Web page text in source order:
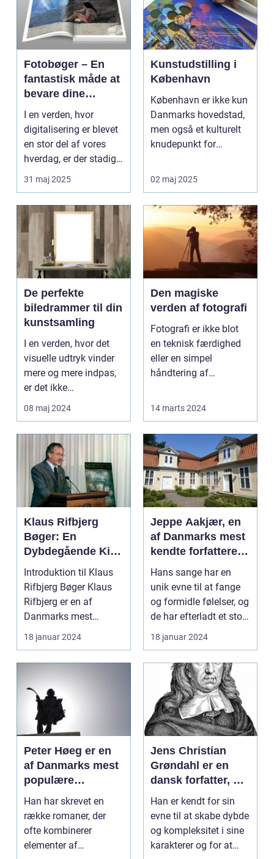
Fotobøger – En
fantastisk måde at
bevare dine
minder på
I en verden, hvor
digitalisering er blevet
en stor del af vores
hverdag, er der stadig
noget sæ...
31 maj 2025
Kunstudstilling i
København
København er ikke kun
Danmarks hovedstad,
men også et kulturelt
knudepunkt for
02 maj 2025
De perfekte
biledrammer til din
kunstsamling
I en verden, hvor det
visuelle udtryk vinder
mere og mere indpas,
er det ikke
overraskende, at
biled...
08 maj 2024
Den magiske
verden af fotografi
Fotografi er ikke blot
en teknisk færdighed
eller en simpel
håndtering af
14 marts 2024
Klaus Rifbjerg
Bøger: En
Dybdegående Kig
på et Litterært
Mesterstykke
Introduktion til Klaus
Rifbjerg Bøger Klaus
Rifbjerg er en af
Danmarks mest
fremtrædende
forfattere...
18 januar 2024
Jeppe Aakjær, en
af Danmarks mest
kendte forfattere
og digtere, er også
kendt for sine
smukke sange
Hans sange har en
unik evne til at fange
og formidle følelser, og
de har efterladt et stort
aftryk i...
18 januar 2024
Peter Høeg er en
af Danmarks mest
populære
forfattere, kendt
for sine
spændende og
tankevækkende
Han har skrevet en
række romaner, der
ofte kombinerer
elementer af
Jens Christian
Grøndahl er en
dansk forfatter, der
har efterladt et
imponerende
aftryk på den
danske
litteraturscene
Han er kendt for sin
evne til at skabe dybde
og kompleksitet i sine
karakterer og for at